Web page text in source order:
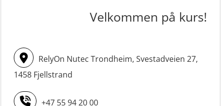
Livbåtfører FF1200 repetisjon
Livbåtfører FF1200 repetisjon
simulator (OSE161)
Livbåtfører Sliskelivbåt grunnkurs
STCW oppdatering Mann-Over-Bord
(MSE113)
STCW oppgradering for
dekksoffiserer uten fartstid 66 t
(MBS124)
Velkommen på kurs!
RelyOn Nutec Trondheim, Svestadveien 27,
1458 Fjellstrand
+47 55 94 20 00